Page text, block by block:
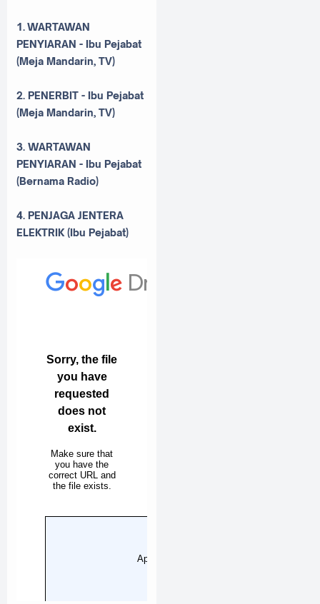
1. WARTAWAN
PENYIARAN - Ibu Pejabat
(Meja Mandarin, TV)
2. PENERBIT - Ibu Pejabat
(Meja Mandarin, TV)
3. WARTAWAN
PENYIARAN - Ibu Pejabat
(Bernama Radio)
4. PENJAGA JENTERA
ELEKTRIK (Ibu Pejabat)